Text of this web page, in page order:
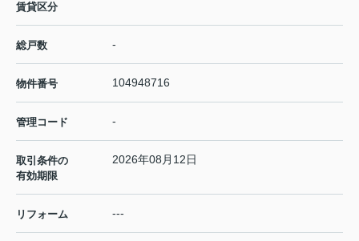
賃貸区分
総戸数 -
物件番号 104948716
管理コード -
取引条件の
有効期限
2026年08月12日
リフォーム ---